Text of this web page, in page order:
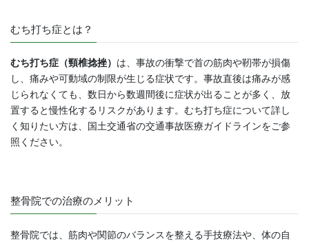
むち打ち症とは？
むち打ち症（頸椎捻挫） は、事故の衝撃で首の筋肉や靭帯が損傷
し、痛みや可動域の制限が生じる症状です。事故直後は痛みが感
じられなくても、数日から数週間後に症状が出ることが多く、放
置すると慢性化するリスクがあります。むち打ち症について詳し
く知りたい方は、国土交通省の交通事故医療ガイドラインをご参
照ください。
整骨院での治療のメリット
整骨院では、筋肉や関節のバランスを整える手技療法や、体の自